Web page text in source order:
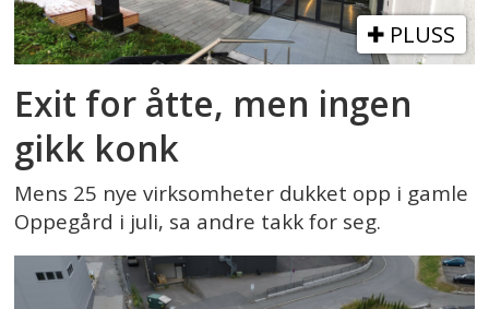
PLUSS
Exit for åtte, men ingen
gikk konk
Mens 25 nye virksomheter dukket opp i gamle
Oppegård i juli, sa andre takk for seg.